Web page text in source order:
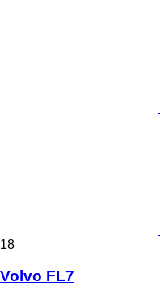
18
Volvo FL7